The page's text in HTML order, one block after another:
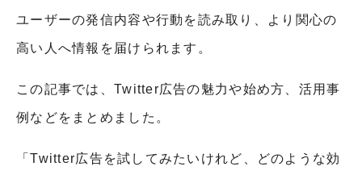
ユーザーの発信内容や行動を読み取り、より関心の
高い人へ情報を届けられます。
この記事では、Twitter広告の魅力や始め方、活用事
例などをまとめました。
「Twitter広告を試してみたいけれど、どのような効